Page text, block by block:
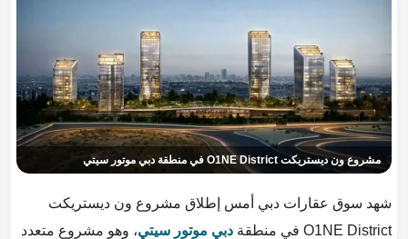
مشروع ون ديستريكت O1NE District في منطقة دبي موتور سيتي
شهد سوق عقارات دبي أمس إطلاق مشروع ون ديستريكت
O1NE District في منطقة
دبي موتور سيتي، وهو مشروع متعدد